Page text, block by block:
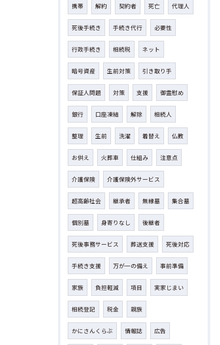
携帯 解約 契約者 死亡 代理人
死後手続き 手続き代行 必要性
行政手続き 相続税 ネット
暗号資産 生前対策 引き取り手
保証人問題 対策 支援 御霊慰め
銀行 口座凍結 解除 相続人
整理 生前 洗濯 着替え 仏教
お供え 火葬車 仕組み 注意点
介護保険 介護保険外サービス
超高齢社会 継承者 無縁墓 集合墓
個別墓 身寄りなし 後継者
死後事務サービス 葬送支援 死後対応
手続き支援 万が一の備え 事前準備
家族 負担軽減 項目 実家じまい
相続登記 税金 親族
かにさんくらぶ 情報誌 広告